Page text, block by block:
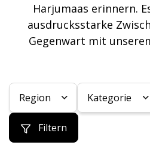
Harjumaas erinnern.
ausdrucksstarke
Gegenwart mit
Region Kategorie
Filtern